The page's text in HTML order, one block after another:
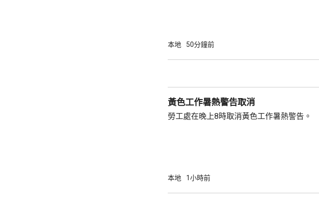
只適用於已獲確認機位的機票，乘客可透過網
本地 50分鐘前
黃色工作暑熱警告取消
勞工處在晚上8時取消黃色工作暑熱警告。
本地 1小時前